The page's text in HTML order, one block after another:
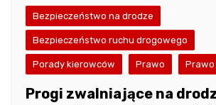
Bezpieczeństwo na drodze
Bezpieczeństwo ruchu drogowego
Porady kierowców Prawo
Progi zwalniające na